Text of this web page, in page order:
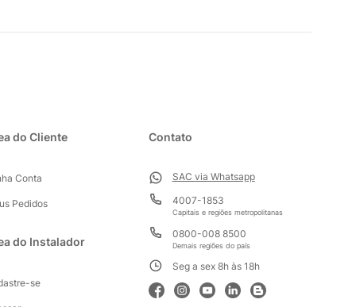
do Cliente
Conta
Pedidos
do Instalador
se
Contato
SAC via Whatsapp
4007-1853
Capitais e regiões metropolitanas
0800-008 8500
Demais regiões do país
Seg a sex 8h às 18h